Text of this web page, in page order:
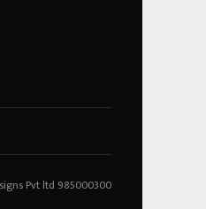
Pvt ltd 985000300